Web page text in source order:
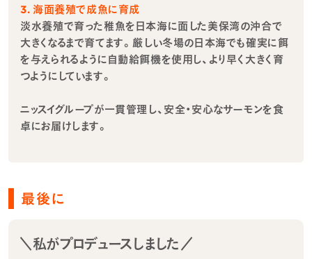
3. 海面養殖で成魚に育成
淡水養殖で育った稚魚を日本海に面した美保湾の沖合で
大きくなるまで育てます。厳しい冬場の日本海でも確実に餌
を与えられるように自動給餌機を使用し、より早く大きく育
つようにしています。
ニッスイグループが一貫管理し、安全・安心なサーモンを食
卓にお届けします。
最後に
＼私がプロデュースしました／